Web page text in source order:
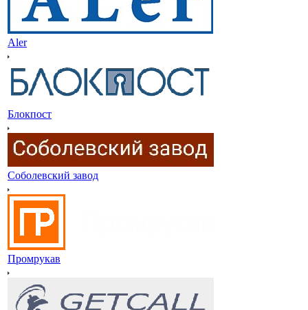
Aler
Блокпост
Соболевский завод
Промрукав